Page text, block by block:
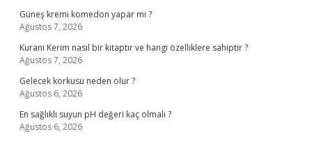
Güneş kremi komedon yapar mı ?
Ağustos 7, 2026
Kuranı Kerim nasıl bir kitaptır ve hangi özelliklere sahiptir ?
Ağustos 7, 2026
Gelecek korkusu neden olur ?
Ağustos 6, 2026
En sağlıklı suyun pH değeri kaç olmalı ?
Ağustos 6, 2026